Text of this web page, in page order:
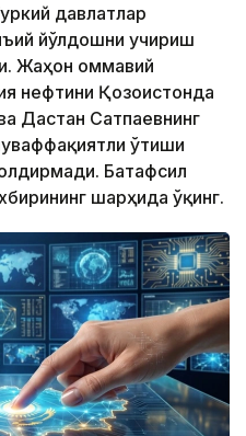
давлатлар
йўлдошни учириш
Жаҳон оммавий
нефтини Қозоғистонда
Дастан Сатпаевнинг
ўтиши
Батафсил
шарҳида ўқинг.